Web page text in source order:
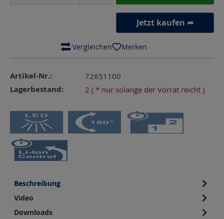
Jetzt kaufen ➦
Vergleichen Merken
Artikel-Nr.: 72651100
Lagerbestand: 2 ( * nur solange der Vorrat reicht )
Beschreibung
Video
Downloads